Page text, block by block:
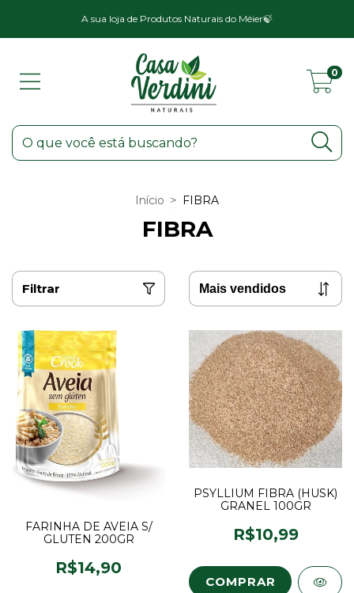
A sua loja de Produtos Naturais do Méier🍃
0
Início > FIBRA
FIBRA
Filtrar
FARINHA DE AVEIA S/
GLUTEN 200GR
R$14,90
PSYLLIUM FIBRA (HUSK)
GRANEL 100GR
R$10,99